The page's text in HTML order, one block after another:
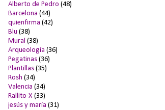
Alberto de Pedro (48)
Barcelona (44)
quienfirma (42)
Blu (38)
Mural (38)
Arqueología (36)
Pegatinas (36)
Plantillas (35)
Rosh (34)
Valencia (34)
Rallito-X (33)
jesús y maría (31)